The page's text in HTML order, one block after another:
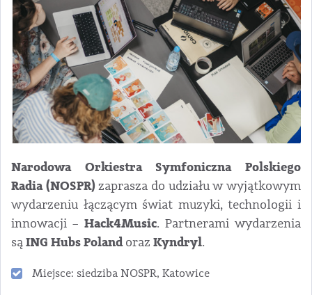
Narodowa Orkiestra Symfoniczna Polskiego
Radia (NOSPR)zaprasza do udziału w wyjątkowym
wydarzeniu łączącym świat muzyki, technologii i
innowacji – Hack4Music. Partnerami wydarzenia
sąING Hubs Polandoraz Kyndryl.
Miejsce: siedziba NOSPR, Katowice